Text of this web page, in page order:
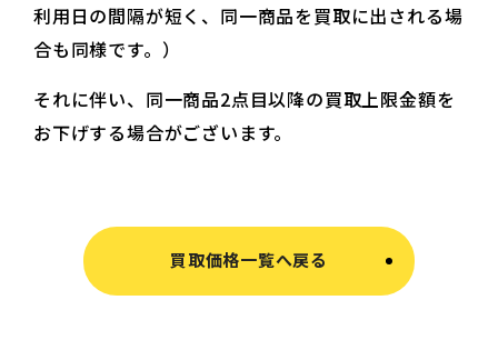
利用日の間隔が短く、同一商品を買取に出される場
合も同様です。）
それに伴い、同一商品2点目以降の買取上限金額を
お下げする場合がございます。
買取価格一覧へ戻る